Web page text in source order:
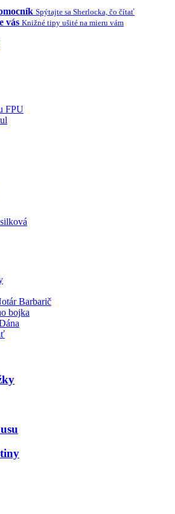
Spýtajte sa Sherlocka, čo čítať
vás Knižné tipy ušité na mieru vám
FPU
Barbarič
bojka